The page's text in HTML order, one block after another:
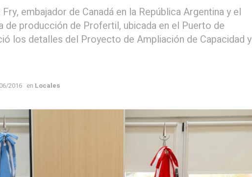
embajador de Canadá en la República Argentina y el
de producción de Profertil, ubicada en el Puerto de
los detalles del Proyecto de Ampliación de Capacidad y
2016 en Locales